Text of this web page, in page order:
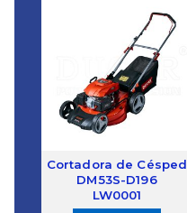
Cortadora de Césped
DM53S-D196
LW0001